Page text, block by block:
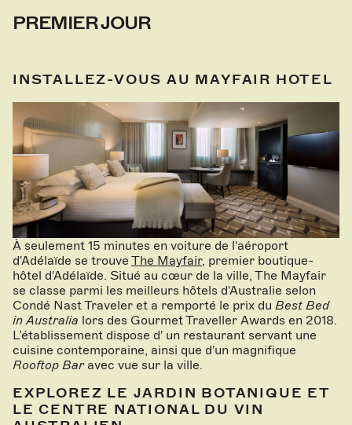
PREMIER JOUR
INSTALLEZ-VOUS AU MAYFAIR HOTEL
À seulement 15 minutes en voiture de l'aéroport
d'Adélaïde se trouve The Mayfair, premier boutique-
hôtel d'Adélaïde. Situé au cœur de la ville, The Mayfair
se classe parmi les meilleurs hôtels d'Australie selon
Condé Nast Traveler et a remporté le prix du Best Bed
in Australia lors des Gourmet Traveller Awards en 2018.
L’établissement dispose d' un restaurant servant une
cuisine contemporaine, ainsi que d'un magnifique
Rooftop Baravec vue sur la ville.
EXPLOREZ LE JARDIN BOTANIQUE ET
LE CENTRE NATIONAL DU VIN